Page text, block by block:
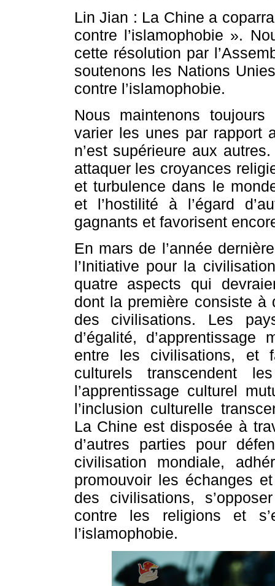
Lin Jian : La Chine a
contre l’islamophobie ».
cette résolution par
soutenons les Nations
contre l’islamophobie.
Nous maintenons
varier les unes par rapport
n’est supérieure aux
attaquer les croyances
et turbulence dans le
et l’hostilité à l’égard
gagnants et favorisent
En mars de l’année
l’Initiative pour la
quatre aspects qui
dont la première consiste à
des civilisations. Les
d’égalité,
entre les civilisations, et
culturels transcendent
l’apprentissage culturel
l’inclusion culturelle
La Chine est disposée à
d’autres parties pour
civilisation mondiale,
promouvoir les échanges
des civilisations,
contre les religions et
l’islamophobie.